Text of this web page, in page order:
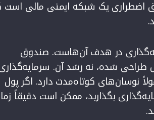
اضطراری یک شبکه ایمنی مالی
در هدف آن‌هاست. صندوق
شده، نه رشد آن.
نوسان‌های کوتاه‌مدت دارد. اگر پول
بگذارید، ممکن است دقیقاً